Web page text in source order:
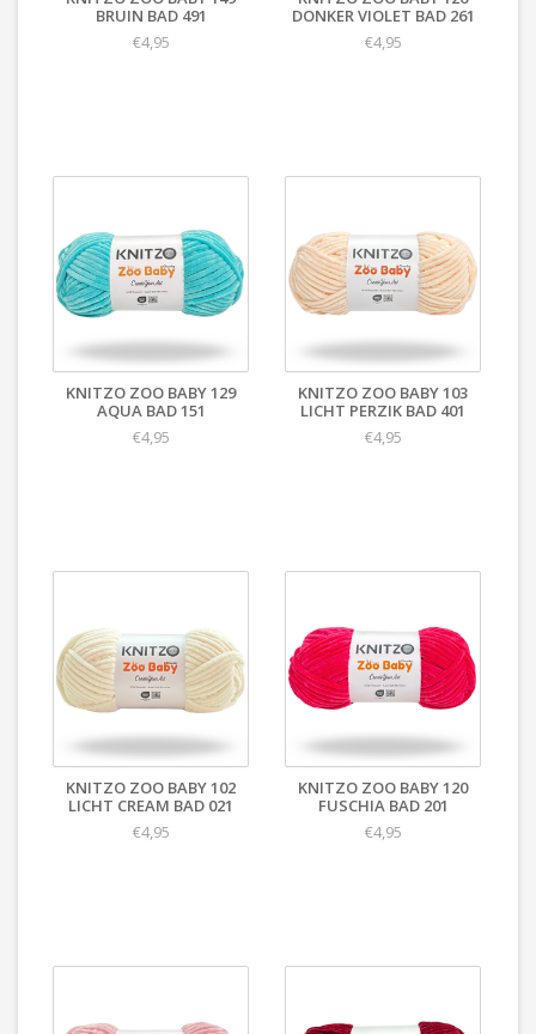
BRUIN BAD 491
€4,95
DONKER VIOLET BAD 261
€4,95
KNITZO ZOO BABY 129
AQUA BAD 151
€4,95
KNITZO ZOO BABY 103
LICHT PERZIK BAD 401
€4,95
KNITZO ZOO BABY 102
LICHT CREAM BAD 021
€4,95
KNITZO ZOO BABY 120
FUSCHIA BAD 201
€4,95